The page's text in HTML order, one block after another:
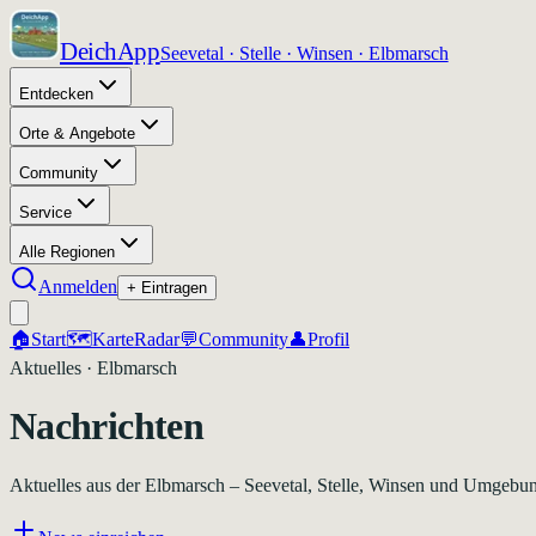
DeichAppSeevetal · Stelle · Winsen · Elbmarsch
Entdecken
Orte & Angebote
Community
Service
Alle Regionen
Anmelden + Eintragen
🏠Start🗺️KarteRadar💬Community👤Profil
Aktuelles · Elbmarsch
Nachrichten
Aktuelles aus der Elbmarsch – Seevetal, Stelle, Winsen und